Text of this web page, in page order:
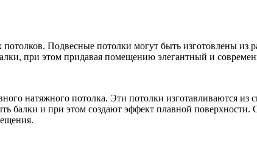
Подвесные потолки могут быть изготовлены из
при этом придавая помещению элегантный и
натяжного потолка. Эти потолки изготавливаются из
балки и при этом создают эффект плавной поверхности.